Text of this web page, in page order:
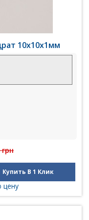
10х10х1мм
грн
Купить В 1 Клик
цену